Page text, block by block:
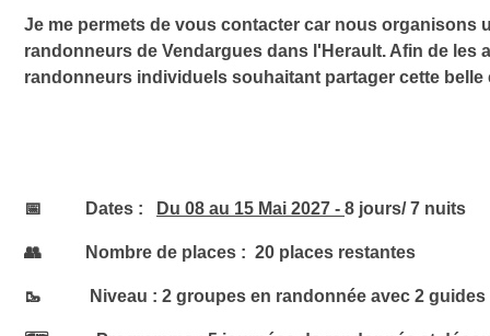
Je me permets de vous contacter car nous organisons
randonneurs de Vendargues dans l'Herault. Afin de les
randonneurs individuels souhaitant partager cette
📅 Dates : Du 08 au 15 Mai 2027 - 8 jours/ 7 nuits
👥 Nombre de places : 20 places restantes
🥾 Niveau : 2 groupes en randonnée avec 2 guides